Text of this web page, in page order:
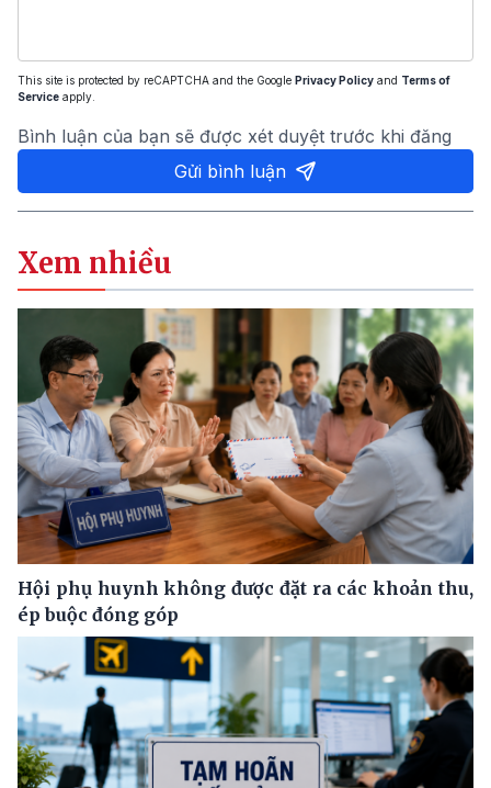
This site is protected by reCAPTCHA and the Google Privacy Policy and Terms of
Service apply.
Bình luận của bạn sẽ được xét duyệt trước khi đăng
Gửi bình luận
Xem nhiều
Hội phụ huynh không được đặt ra các khoản thu,
ép buộc đóng góp